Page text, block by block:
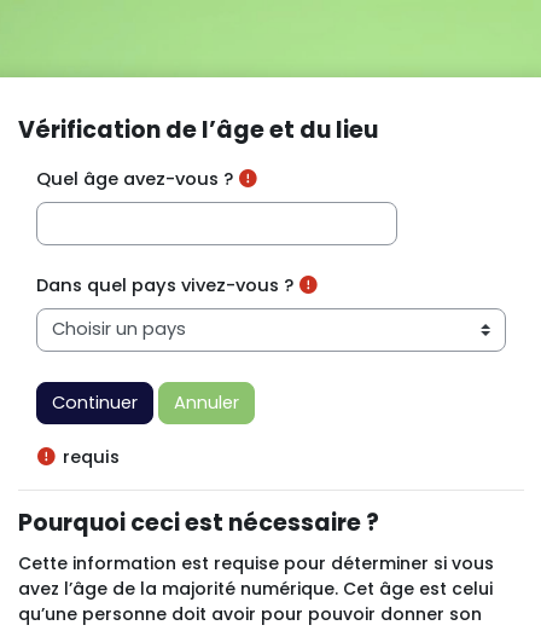
Vérification de l’âge et du lieu
Quel âge avez-vous ?
Dans quel pays vivez-vous ?
requis
Pourquoi ceci est nécessaire ?
Cette information est requise pour déterminer si vous
avez l’âge de la majorité numérique. Cet âge est celui
qu’une personne doit avoir pour pouvoir donner son